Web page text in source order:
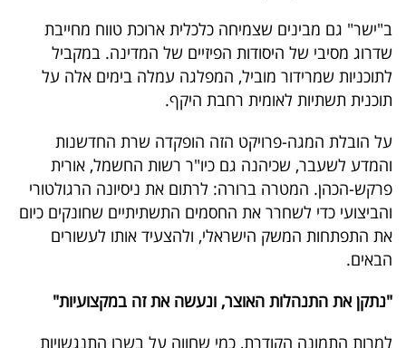
ב"ישר" גם מבינים שצמיחה כלכלית ארוכת טווח מחייבת
שדרוג מסיבי של היסודות הפיזיים של המדינה. במקביל
לתוכניות שמרידור מוביל, המפלגה עמלה בימים אלה על
תוכנית תשתיות לאומית רחבת היקף.
על הובלת המגה-פרויקט הזה הופקדה שרת החדשנות
והמדע לשעבר, שכיהנה גם כיו"ר רשות החשמל, אורית
פרקש-הכהן. המטרה ברורה: לרתום את ניסיונה הרגולטורי
והביצועי כדי לשחרר את החסמים התשתיתיים שחונקים כיום
את התפתחות המשק הישראלי, ולהצעיד אותו לעשורים
הבאים.
"נתקן את התנהלות האוצר, ונעשה את זה במקצועיות"
למרות התמונה הקודרת, כמי שחווה על בשרו התנגשויות